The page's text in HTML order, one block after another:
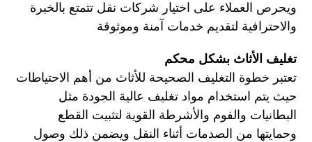
ويحرص العملاء على اختيار شركات نقل تتمتع بالخبرة
والاحترافية لتقديم خدمات آمنة وموثوقة
تغليف الأثاث بشكل محكم
تعتبر خطوة التغليف الصحيحة للأثاث من أهم الاحتياطات
حيث يتم استخدام مواد تغليف عالية الجودة مثل
البطانيات والفوم والأشرطة القوية لتثبيت القطع
وحمايتها من الصدمات أثناء النقل ويضمن ذلك وصول